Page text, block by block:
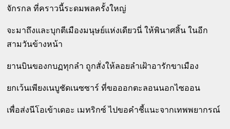
จักรกล ที่คราวนี้ระดมพลครั้งใหญ่
จะมาถึงและบุกตีเมืองมนุษย์แห่งเดียวนี่ ให้พินาศสิ้น ในอีก
สามวันข้างหน้า
ยานบินของกบฏทุกลำ ถูกสั่งให้ลอยลำเฝ้าอารักขาเมือง
ยกเว้นเพียงเนบูชัดเนซซาร์ ที่ขอออกตะลอนนอกไซออน
เพื่อส่งนีโอเข้าเดอะ เมทริกซ์ ไปขอคำชี้แนะจากเทพพยากรณ์